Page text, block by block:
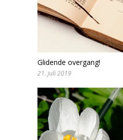
Glidende overgang!
21. juli 2019